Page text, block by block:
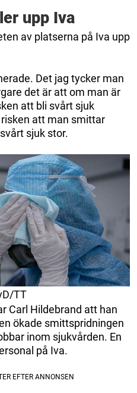
upp Iva
av platserna på Iva upp
Det jag tycker man
det är att om man är
att bli svårt sjuk
att man smittar
sjuk stor.
TT
Carl Hildebrand att han
ökade smittspridningen
inom sjukvården. En
på Iva.